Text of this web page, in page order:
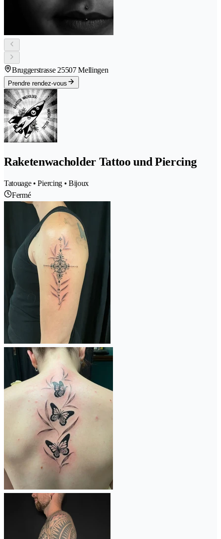
Bruggerstrasse 25507 Mellingen
Prendre rendez-vous
Raketenwacholder Tattoo und Piercing
Tatouage • Piercing • Bijoux
Fermé